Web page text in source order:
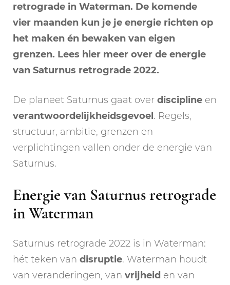
retrograde in Waterman. De komende
vier maanden kun je je energie richten op
het maken én bewaken van eigen
grenzen. Lees hier meer over de energie
van Saturnus retrograde 2022.
De planeet Saturnus gaat over discipline en
verantwoordelijkheidsgevoel . Regels,
structuur, ambitie, grenzen en
verplichtingen vallen onder de energie van
Saturnus.
Energie van Saturnus retrograde
in Waterman
Saturnus retrograde 2022 is in Waterman:
hét teken van disruptie. Waterman houdt
van veranderingen, van vrijheid en van